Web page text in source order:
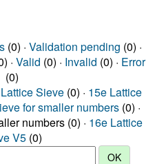
(0) · Validation pending (0) ·
· Valid (0) · Invalid (0) · Error
(0)
Sieve (0) · 15e Lattice
for smaller numbers (0) ·
numbers (0) · 16e Lattice
V5 (0)